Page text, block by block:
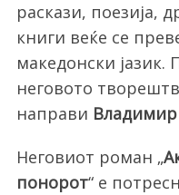
раскази, поезија,
книги веќе се
македонски јазик.
неговото
направи Владимир
Неговиот роман „
понорот“ е